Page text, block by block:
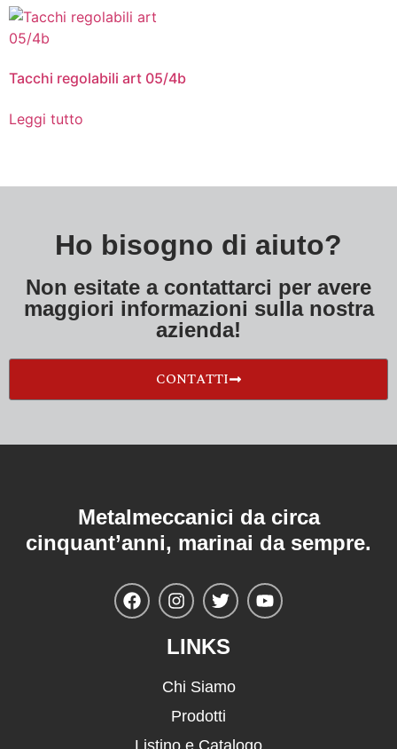
Tacchi regolabili art 05/4b
Leggi tutto
Ho bisogno di aiuto?
Non esitate a contattarci per avere
maggiori informazioni sulla nostra
azienda!
CONTATTI
Metalmeccanici da circa
cinquant’anni, marinai da sempre.
LINKS
Chi Siamo
Prodotti
Listino e Catalogo